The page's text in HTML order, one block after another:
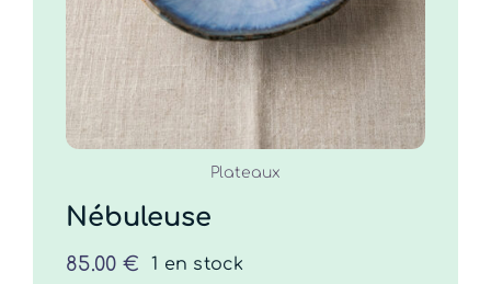
Plateaux
Nébuleuse
85.00 € 1 en stock